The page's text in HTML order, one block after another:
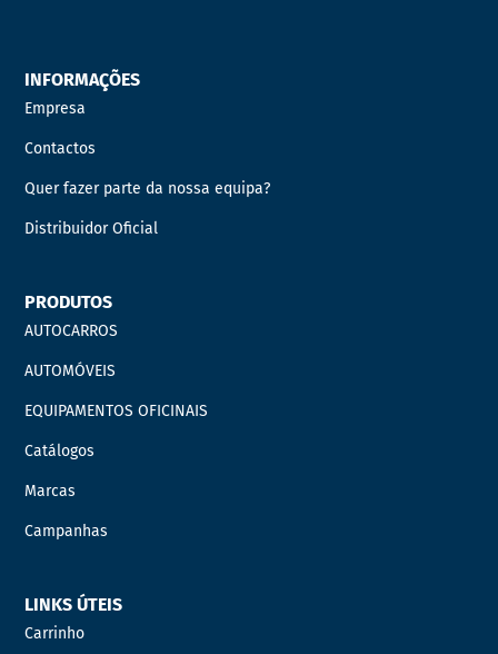
INFORMAÇÕES
Empresa
Contactos
Quer fazer parte da nossa equipa?
Distribuidor Oficial
PRODUTOS
AUTOCARROS
AUTOMÓVEIS
EQUIPAMENTOS OFICINAIS
Catálogos
Marcas
Campanhas
LINKS ÚTEIS
Carrinho